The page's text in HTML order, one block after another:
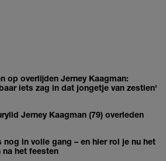
op overlijden Jerney Kaagman:
iets zag in dat jongetje van zestien'
Jerney Kaagman (79) overleden
nog in volle gang – en hier rol je nu het
het feesten